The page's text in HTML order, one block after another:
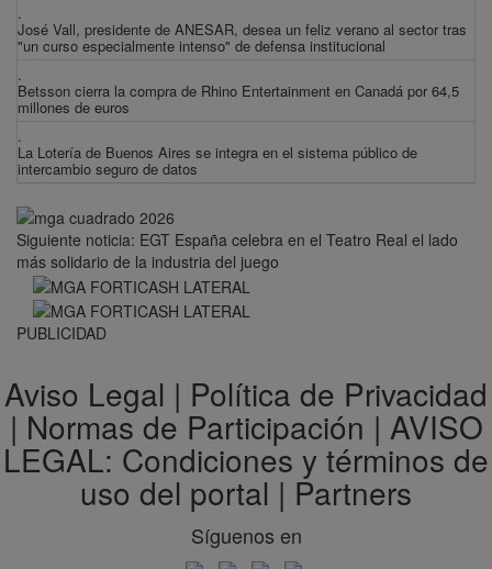
.
José Vall, presidente de ANESAR, desea un feliz verano al sector tras
"un curso especialmente intenso" de defensa institucional
.
Betsson cierra la compra de Rhino Entertainment en Canadá por 64,5
millones de euros
.
La Lotería de Buenos Aires se integra en el sistema público de
intercambio seguro de datos
Siguiente noticia: EGT España celebra en el Teatro Real el lado
más solidario de la industria del juego
PUBLICIDAD
Aviso Legal | Política de Privacidad
| Normas de Participación | AVISO
LEGAL: Condiciones y términos de
uso del portal | Partners
Síguenos en